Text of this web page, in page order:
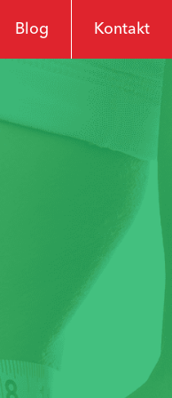
Blog Kontakt